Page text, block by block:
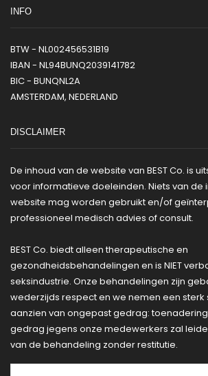
INFO
BTW - NL002456531B19
IBAN - NL94BUNQ2039141782
BIC - BUNQNL2A
AMSTERDAM, NEDERLAND
DISCLAIMER
De inhoud van de website van BEST Co. is
voor informatieve doeleinden. Niets van de
website mag worden gebruikt en/of
professioneel medisch advies of consult.
BEST Co. biedt alleen therapeutische en
gezondheidsbehandelingen en is NIET
seksindustrie. Onze behandelingen zijn
wederzijds respect en we nemen een sterk
aanzien van ongepast gedrag:
gedrag jegens onze medewerkers zal
van de behandeling zonder restitutie.